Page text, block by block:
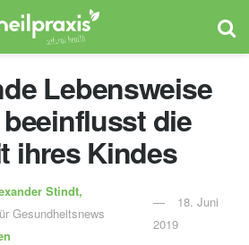
Lebensweise
die
ihres Kindes
Stindt,
Gesundheitsnews
18. Juni
2019